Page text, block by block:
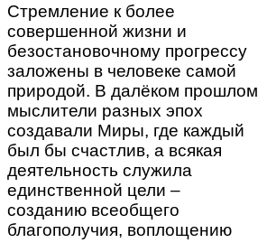
Стремление к более
совершенной жизни и
безостановочному прогрессу
заложены в человеке самой
природой. В далёком прошлом
мыслители разных эпох
создавали Миры, где каждый
был бы счастлив, а всякая
деятельность служила
единственной цели –
созданию всеобщего
благополучия, воплощению